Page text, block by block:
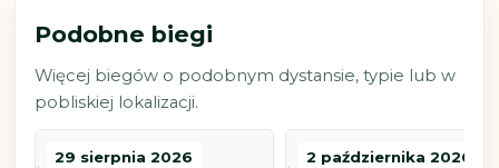
Podobne biegi
Więcej biegów o podobnym dystansie, typie lub w
pobliskiej lokalizacji.
29 sierpnia 2026
2 października 2026